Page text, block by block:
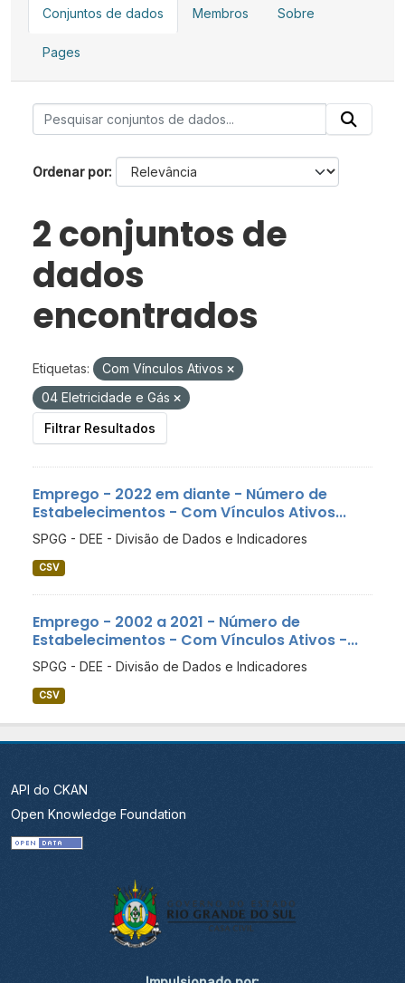
Conjuntos de dados Membros Sobre
Pages
Ordenar por
2 conjuntos de
dados
encontrados
Etiquetas:
Com Vínculos Ativos
04 Eletricidade e Gás
Filtrar Resultados
Emprego - 2022 em diante - Número de
Estabelecimentos - Com Vínculos Ativos...
SPGG - DEE - Divisão de Dados e Indicadores
CSV
Emprego - 2002 a 2021 - Número de
Estabelecimentos - Com Vínculos Ativos -...
SPGG - DEE - Divisão de Dados e Indicadores
CSV
API do CKAN
Open Knowledge Foundation